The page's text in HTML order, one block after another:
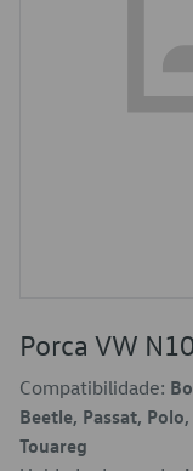
Porca VW
Compatibilidade:
Beetle, Passat,
Touareg